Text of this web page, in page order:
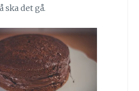
ska det gå.